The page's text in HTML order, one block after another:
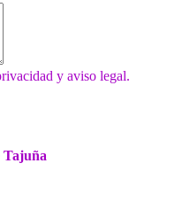
y aviso legal.
Tajuña